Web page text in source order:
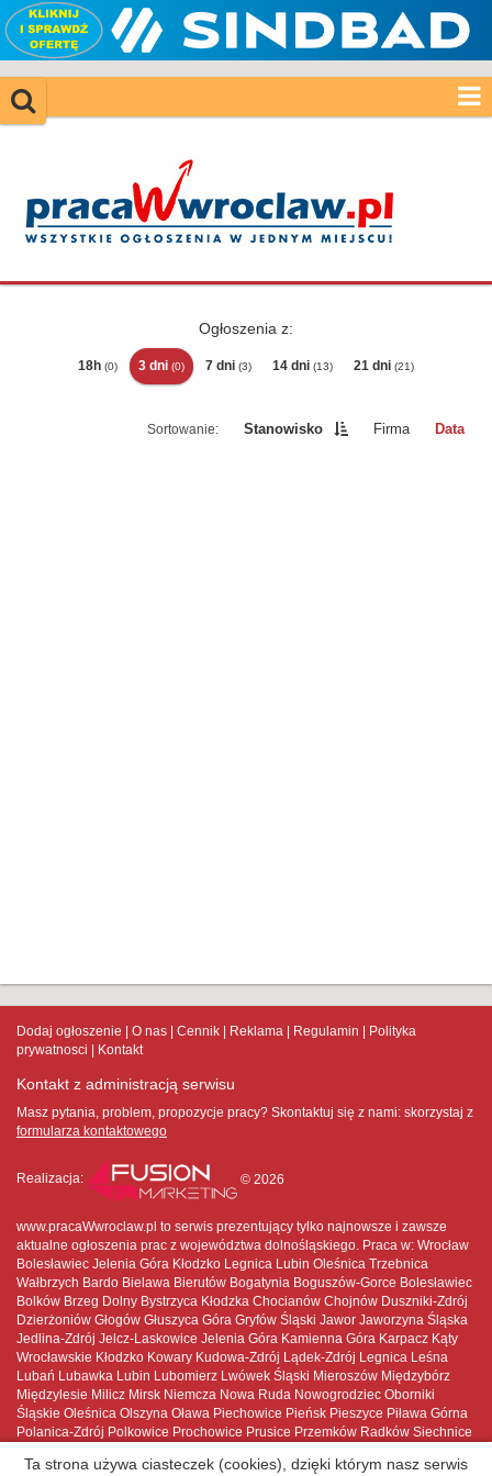
Ogłoszenia z:
18h (0) 3 dni (0) 7 dni (3) 14 dni (13) 21 dni (21)
Stanowisko Firma Data
Dodaj ogłoszenie O nas Cennik Reklama Regulamin
Polityka
prywatnosci
Kontakt
Kontakt z administracją serwisu
Masz pytania, problem, propozycje pracy? Skontaktuj się z nami: skorzystaj z
formularza kontaktowego
Realizacja: © 2026
www.pracaWwroclaw.pl to serwis prezentujący tylko najnowsze i zawsze
aktualne ogłoszenia prac z województwa dolnośląskiego. Praca w: Wrocław
Bolesławiec Jelenia Góra Kłodzko Legnica Lubin Oleśnica Trzebnica
Wałbrzych Bardo Bielawa Bierutów Bogatynia Boguszów-Gorce Bolesławiec
Bolków Brzeg Dolny Bystrzyca Kłodzka Chocianów Chojnów Duszniki-Zdrój
Dzierżoniów Głogów Głuszyca Góra Gryfów Śląski Jawor Jaworzyna Śląska
Jedlina-Zdrój Jelcz-Laskowice Jelenia Góra Kamienna Góra Karpacz Kąty
Wrocławskie Kłodzko Kowary Kudowa-Zdrój Lądek-Zdrój Legnica Leśna
Lubań Lubawka Lubin Lubomierz Lwówek Śląski Mieroszów Międzybórz
Międzylesie Milicz Mirsk Niemcza Nowa Ruda Nowogrodziec Oborniki
Śląskie Oleśnica Olszyna Oława Piechowice Pieńsk Pieszyce Piława Górna
Polanica-Zdrój Polkowice Prochowice Prusice Przemków Radków Siechnice
Szklarska Poręba Ścinawa Środa Śląska Świdnica Świebodzice Świeradów-
Ta strona używa ciasteczek (cookies), dzięki którym nasz serwis